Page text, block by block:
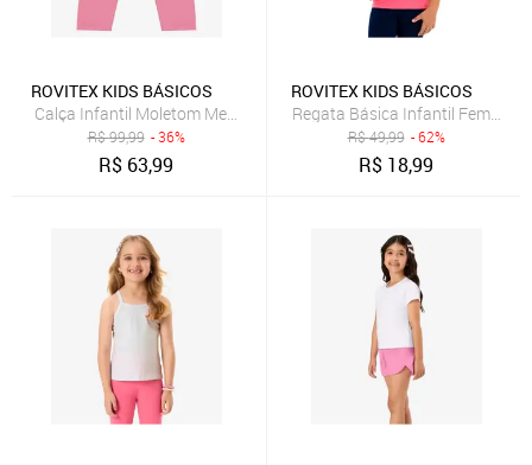
ROVITEX KIDS BÁSICOS
Calça Infantil Moletom Menina Rovi Kids Rosa
R$99,99 - 36%
R$ 63,99
ROVITEX KIDS BÁSICOS
Regata Básica Infantil Feminina
R$49,99 - 62%
R$ 18,99